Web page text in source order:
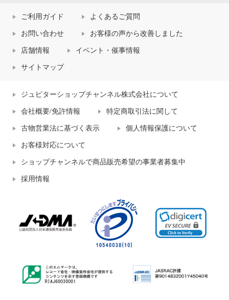
ご利用ガイド よくあるご質問
お問い合わせ お客様の声から改善しました
店舗情報 イベント・催事情報
サイトマップ
ジュピターショップチャンネル株式会社について
会社概要/免許情報 特定商取引法に関して
古物営業法に基づく表示 個人情報保護について
お客様対応について
ショップチャンネルで商品販売希望の事業者募集中
採用情報